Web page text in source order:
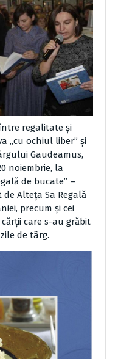
regalitate şi
„cu ochiul liber” şi
Gaudeamus,
noiembrie, la
de bucate” –
de Alteţa Sa Regală
precum şi cei
care s-au grăbit
de târg.